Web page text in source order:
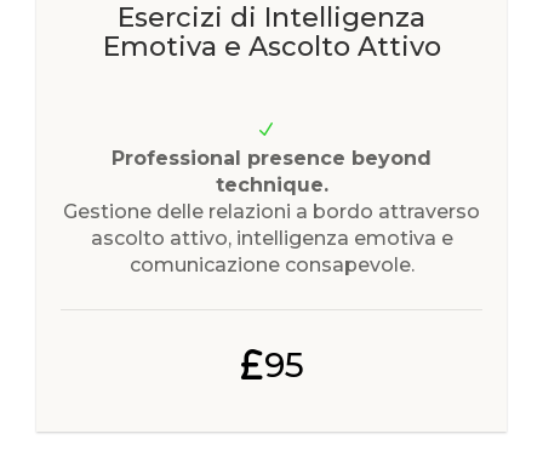
Esercizi di Intelligenza
Emotiva e Ascolto Attivo
Professional presence beyond
technique.
Gestione delle relazioni a bordo attraverso
ascolto attivo, intelligenza emotiva e
comunicazione consapevole.
95